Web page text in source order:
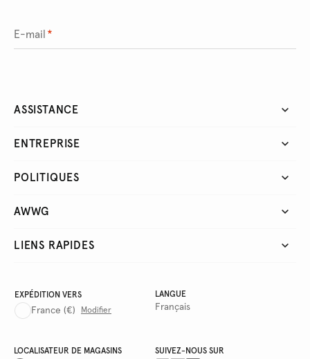
E-mail *
ASSISTANCE
ENTREPRISE
POLITIQUES
AWWG
LIENS RAPIDES
EXPÉDITION VERS
France (€) Modifier
LANGUE
Français
LOCALISATEUR DE MAGASINS SUIVEZ-NOUS SUR